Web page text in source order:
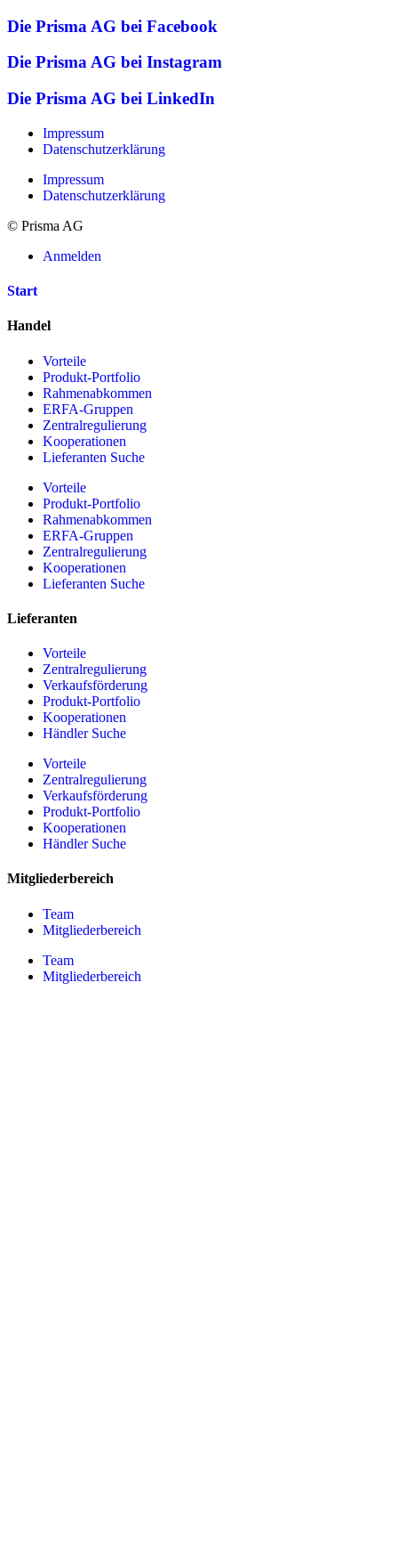
Die Prisma AG bei Facebook
Die Prisma AG bei Instagram
Die Prisma AG bei LinkedIn
Impressum
Datenschutzerklärung
Impressum
Datenschutzerklärung
© Prisma AG
Anmelden
Start
Handel
Vorteile
Produkt-Portfolio
Rahmenabkommen
ERFA-Gruppen
Zentralregulierung
Kooperationen
Lieferanten Suche
Vorteile
Produkt-Portfolio
Rahmenabkommen
ERFA-Gruppen
Zentralregulierung
Kooperationen
Lieferanten Suche
Lieferanten
Vorteile
Zentralregulierung
Verkaufsförderung
Produkt-Portfolio
Kooperationen
Händler Suche
Vorteile
Zentralregulierung
Verkaufsförderung
Produkt-Portfolio
Kooperationen
Händler Suche
Mitgliederbereich
Team
Mitgliederbereich
Team
Mitgliederbereich